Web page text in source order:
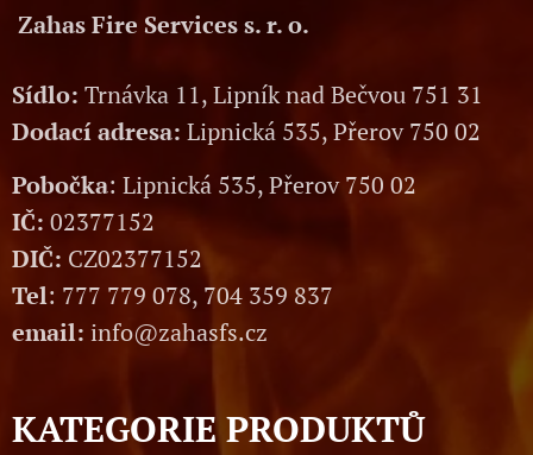
Zahas Fire Services s. r. o.
Sídlo: Trnávka 11, Lipník nad Bečvou 751 31
Dodací adresa: Lipnická 535, Přerov 750 02
Pobočka: Lipnická 535, Přerov 750 02
IČ: 02377152
DIČ: CZ02377152
Tel: 777 779 078, 704 359 837
email: info@zahasfs.cz
KATEGORIE PRODUKTŮ